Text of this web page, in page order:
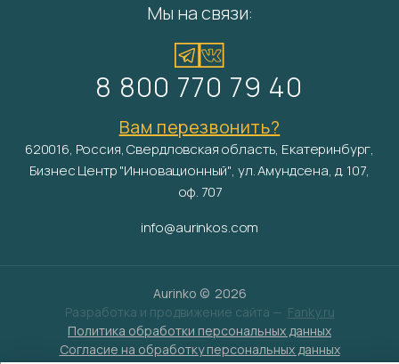
Мы на связи:
8 800 770 79 40
Вам перезвонить?
620016, Россия, Свердловская область, Екатеринбург,
Бизнес Центр "Инновационный", ул. Амундсена, д. 107,
оф. 707
info@aurinkos.com
Aurinko © 2026
Разработка и продвижение сайта — Fanky.ru
Политика обработки персональных данных
Согласие на обработку персональных данных